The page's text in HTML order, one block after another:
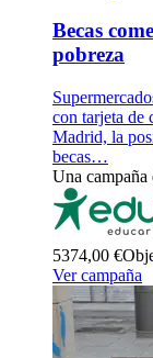
Becas
pobreza
con tarjeta de
Madrid, la
becas…
Una campaña
5374,00 €
Ver campaña